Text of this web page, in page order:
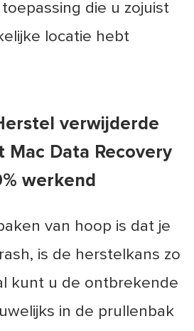
die u zojuist
locatie hebt
verwijderde
Mac Data Recovery
werkend
van hoop is dat je
is de herstelkans zo
kunt u de ontbrekende
in de prullenbak